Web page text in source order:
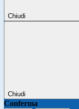
Chiudi
Chiudi
Conferma